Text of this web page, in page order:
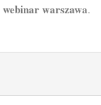
webinar warszawa.